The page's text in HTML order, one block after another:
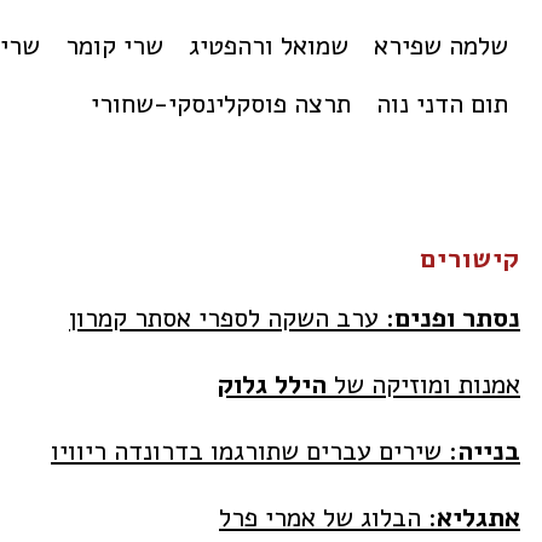
שלמה שפירא
שמואל ורהפטיג שרי קומר
תום הדני נוה
תרצה פוסקלינסקי-שחורי
קישורים
נסתר ופנים: ערב השקה לספרי אסתר קמרון
אמנות ומוזיקה של הילל גלוק
בנייה: שירים עברים שתורגמו בדרונדה ריוויו
אתגליא: הבלוג של אמרי פרל